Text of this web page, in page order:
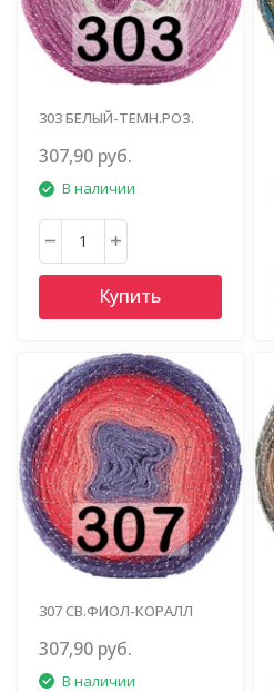
303 БЕЛЫЙ-ТЕМН.РОЗ.
307,90 руб.
В наличии
Купить
307 СВ.ФИОЛ-КОРАЛЛ
307,90 руб.
В наличии